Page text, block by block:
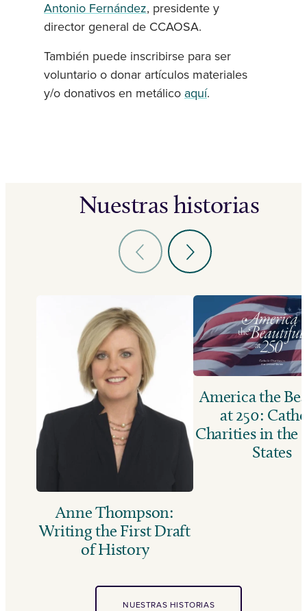
Antonio Fernández, presidente y
director general de CCAOSA.
También puede inscribirse para ser
voluntario o donar artículos materiales
y/o donativos en metálico aquí.
Nuestras historias
Anne Thompson:
Writing the First Draft
of History
America the
at 250:
Charities in the
States
NUESTRAS HISTORIAS